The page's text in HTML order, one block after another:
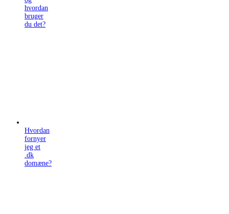
hvordan
bruger
du det?
Hvordan
fornyer
jeg et
.dk
domæne?